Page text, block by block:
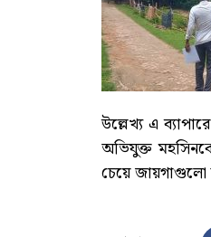
উল্লেখ্য এ
অভিযুক্ত
চেয়ে জায়গাগুলো